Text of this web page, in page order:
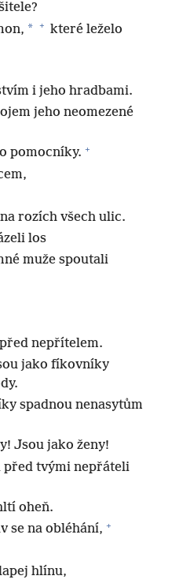
* + které leželo
i jeho hradbami.
jeho neomezené
pomocníky. +
rozích všech ulic.
los
muže spoutali
nepřítelem.
jako fíkovníky
spadnou nenasytům
Jsou jako ženy!
před tvými nepřáteli
oheň.
se na obléhání, +
hlínu,